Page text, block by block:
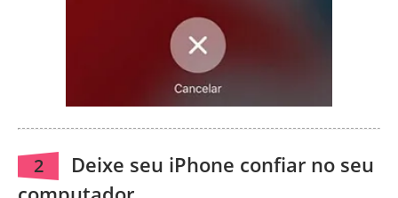
2
Deixe seu iPhone confiar no seu